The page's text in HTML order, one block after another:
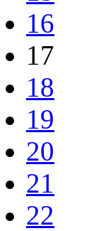
16
17
18
19
20
21
22